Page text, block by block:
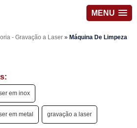
MENU
- Gravação a Laser» Máquina De Limpeza
em inox
em metal gravação a laser